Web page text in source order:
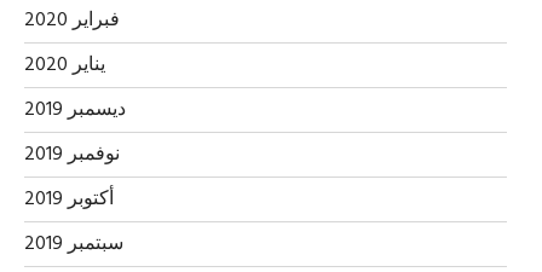
فبراير 2020
يناير 2020
ديسمبر 2019
نوفمبر 2019
أكتوبر 2019
سبتمبر 2019